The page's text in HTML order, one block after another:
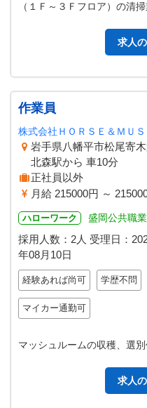
（１Ｆ～３Ｆフロア）の清
求人
作業員
株式会社ＨＯＲＳＥ＆ＭＵＳ
岩手県八幡平市松尾寄
北森駅から 車10分
正社員以外
月給 215000円 ～
ハローワーク 盛岡公共職
採用人数：2人 受理日：
年08月10日
経験あれば尚可 学歴不問
マイカー通勤可
マッシュルームの収穫、選
求人